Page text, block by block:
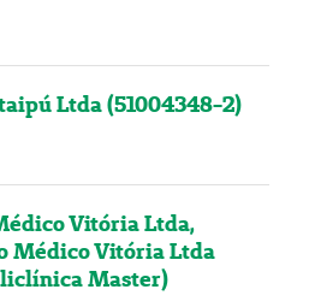
Ltda (51004348-2)
Vitória Ltda,
Médico Vitória Ltda
Master)